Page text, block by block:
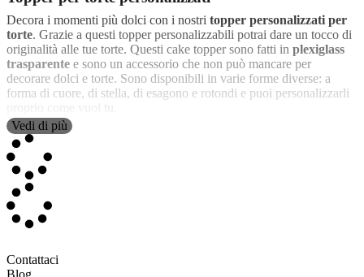
Decora i momenti più dolci con i nostri topper personalizzati per
torte. Grazie a questi topper personalizzabili potrai dare un tocco di
originalità alle tue torte. Questi cake topper sono fatti in plexiglass
trasparente e sono un accessorio che non può mancare per
decorare dolci e torte. Sono disponibili in varie forme diverse: a
forma di cuore, di stella, di esagono e rotondi e puoi personalizzarli
proprio come vuoi tu.
D’ora in poi nelle cene e nei pranzi in famiglia non potrà mancare
un topper personalizzato per decorare il dolce a fine pasto. Potrai
personalizzarlo a tuo piacimento con disegni, decorazioni, testi e
foto. Solitamente vengono personalizzati con il nome del festeggiato
o gli anni nel caso di un compleanno, ma sei libero di scegliere la
personalizzazione che più ti piace.
Decorazioni personalizzate per torte
Vedi di più
Contattaci
Blog